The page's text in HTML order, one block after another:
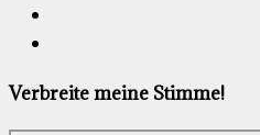
Verbreite meine Stimme!